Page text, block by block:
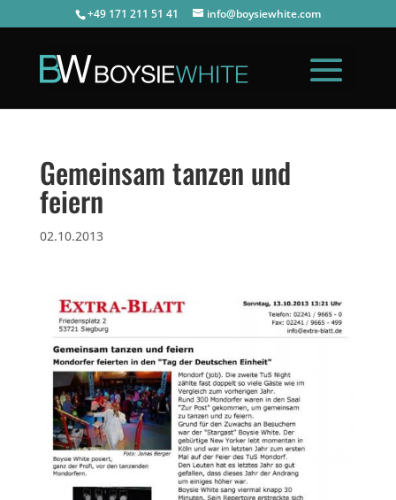
+49 171 211 51 41 info@boysiewhite.com
Gemeinsam tanzen und
feiern
02.10.2013